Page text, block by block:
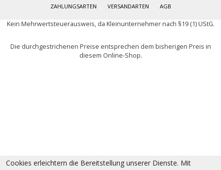
ZAHLUNGSARTEN
VERSANDARTEN AGB
Kein Mehrwertsteuerausweis, da Kleinunternehmer nach §19 (1) UStG.
Die durchgestrichenen Preise entsprechen dem bisherigen Preis in
diesem Online-Shop.
Cookies erleichtern die Bereitstellung unserer Dienste. Mit